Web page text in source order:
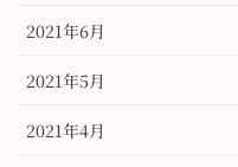
2021年6月
2021年5月
2021年4月